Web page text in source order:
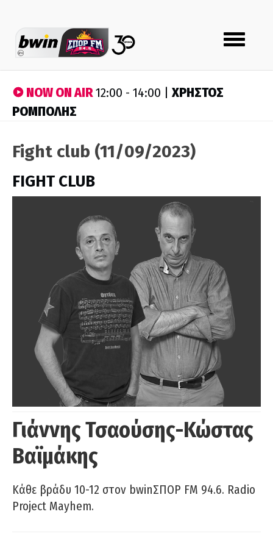
Toggle
navigation
NOW ON AIR12:00 - 14:00 | ΧΡΗΣΤΟΣ
ΡΟΜΠΟΛΗΣ
Fight club (11/09/2023)
FIGHT CLUB
Γιάννης Τσαούσης-Κώστας
Βαϊμάκης
Κάθε βράδυ 10-12 στον bwinΣΠΟΡ FM 94.6. Radio
Project Mayhem.